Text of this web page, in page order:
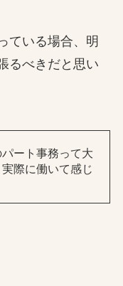
ている場合、明
るべきだと思い
ート事務って大
際に働いて感じ